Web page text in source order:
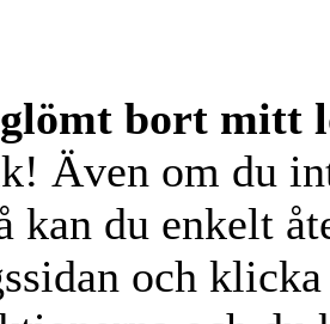
bort mitt
Även om du
kan du enkelt
och